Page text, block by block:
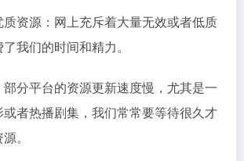
资源：网上充斥着大量无效或者低质
我们的时间和精力。
分平台的资源更新速度慢，尤其是一
者热播剧集，我们常常要等待很久才
。